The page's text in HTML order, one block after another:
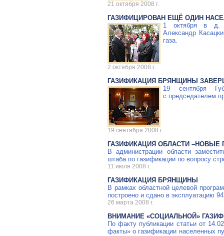
21 октября 2008 г.
ГАЗИФИЦИРОВАН ЕЩЁ ОДИН
1 октября в д.
Александр
газа.
2 октября 2008 г.
ГАЗИФИКАЦИЯ БРЯНЩИНЫ
19 сентября
с председателем
19 сентября 2008 г.
ГАЗИФИКАЦИЯ ОБЛАСТИ –НОВЫЕ
В администрации области
штаба по газификации по вопросу
11 июля 2008 г.
ГАЗИФИКАЦИЯ БРЯНЩИНЫ
В рамках областной целевой
построено и сдано в эксплуатацию
26 марта 2008 г.
ВНИМАНИЕ «СОЦИАЛЬНОЙ»
По факту публикации статьи от
факты» о газификации населенных